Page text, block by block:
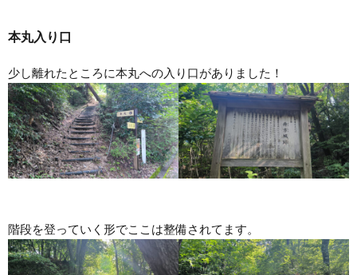
本丸入り口
少し離れたところに本丸への入り口がありました！
階段を登っていく形でここは整備されてます。